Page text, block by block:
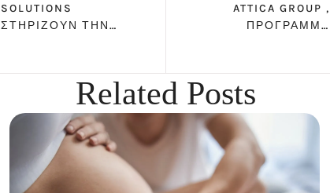
SOLUTIONS
ΣΤΗΡΊΖΟΥΝ ΤΗΝ
ΓΣ ΕΣΠΕΡΊΔΕΣ ΚΑΙ
ΤΑ ΝΈΑ ΠΑΙΔΙΆ
ATTICA GROUP ,
ΠΡΌΓΡΑΜΜΑ
Related Posts